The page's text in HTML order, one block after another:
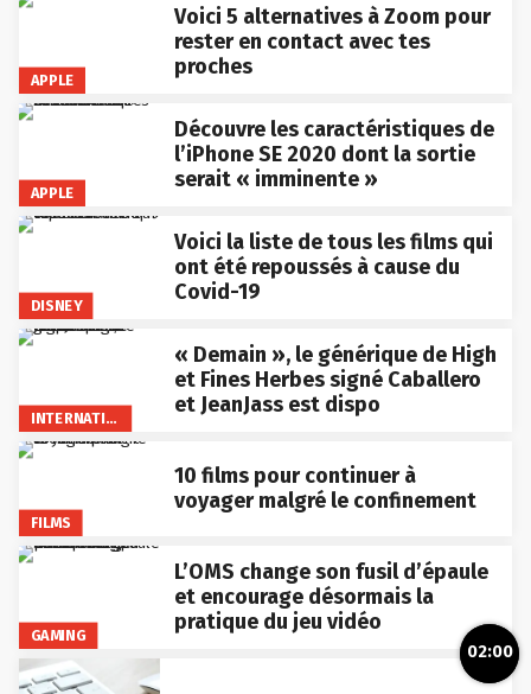
APPLE
Voici 5 alternatives à Zoom pour
rester en contact avec tes
proches
APPLE
Découvre les caractéristiques de
l’iPhone SE 2020 dont la sortie
serait « imminente »
DISNEY
Voici la liste de tous les films qui
ont été repoussés à cause du
Covid-19
« Demain », le générique de High
et Fines Herbes signé Caballero
et JeanJass est dispo
FILMS
10 films pour continuer à
voyager malgré le confinement
GAMING
L’OMS change son fusil d’épaule
et encourage désormais la
pratique du jeu vidéo
02:00